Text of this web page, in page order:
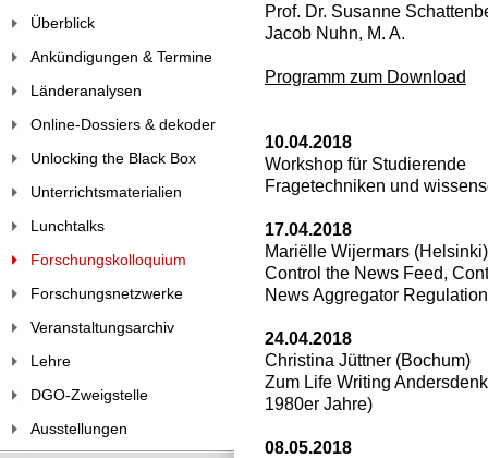
Prof. Dr. Susanne
Jacob Nuhn, M. A.
Programm zum Download
10.04.2018
Workshop für Studierende
Fragetechniken und
17.04.2018
Mariëlle Wijermars (Helsinki)
Control the News Feed,
News Aggregator
24.04.2018
Christina Jüttner (Bochum)
Zum Life Writing
1980er Jahre)
08.05.2018
Überblick
Ankündigungen & Termine
Länderanalysen
Online-Dossiers & dekoder
Unlocking the Black Box
Unterrichtsmaterialien
Lunchtalks
Forschungskolloquium
Forschungsnetzwerke
Veranstaltungsarchiv
Lehre
DGO-Zweigstelle
Ausstellungen